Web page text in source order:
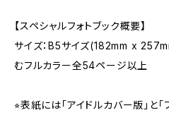
【スペシャルフォトブック概要】
サイズ：B5サイズ(182mm x
むフルカラー全54ページ以上
⭐︎表紙には「アイドルカバー版」と